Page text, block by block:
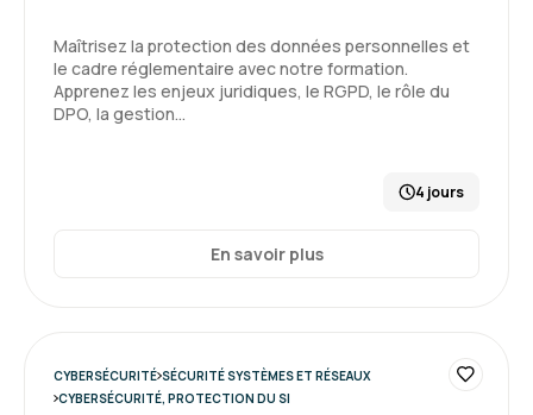
Maîtrisez la protection des données personnelles et
le cadre réglementaire avec notre formation.
Apprenez les enjeux juridiques, le RGPD, le rôle du
DPO, la gestion…
4 jours
En savoir plus
CYBERSÉCURITÉ SÉCURITÉ SYSTÈMES ET RÉSEAUX
CYBERSÉCURITÉ, PROTECTION DU SI